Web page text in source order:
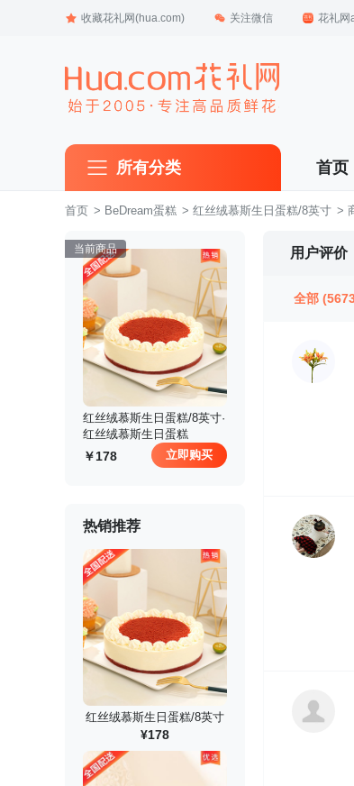
收藏花礼网(hua.com) 关注微信 花礼网
所有分类 首页
首页 > BeDream蛋糕 > 红丝绒慕斯生日蛋糕/8英寸 >
当前商品
红丝绒慕斯生日蛋糕/8英寸·
红丝绒慕斯生日蛋糕
178 立即购买
热销推荐
红丝绒慕斯生日蛋糕/8英寸
¥178
用户评价
全部